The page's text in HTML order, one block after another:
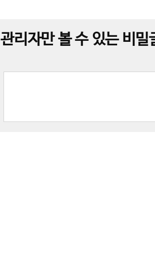
관리자만 볼 수 있는 비